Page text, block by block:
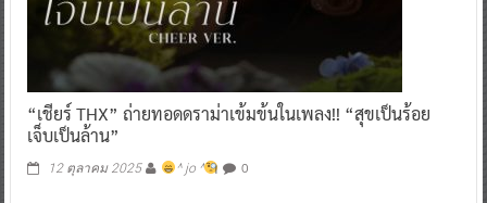
“เชียร์ THX” ถ่ายทอดดราม่าเข้มข้นในเพลง!! “สุขเป็นร้อย
เจ็บเป็นล้าน”
12 ตุลาคม 2025 ^ jo ^ 0